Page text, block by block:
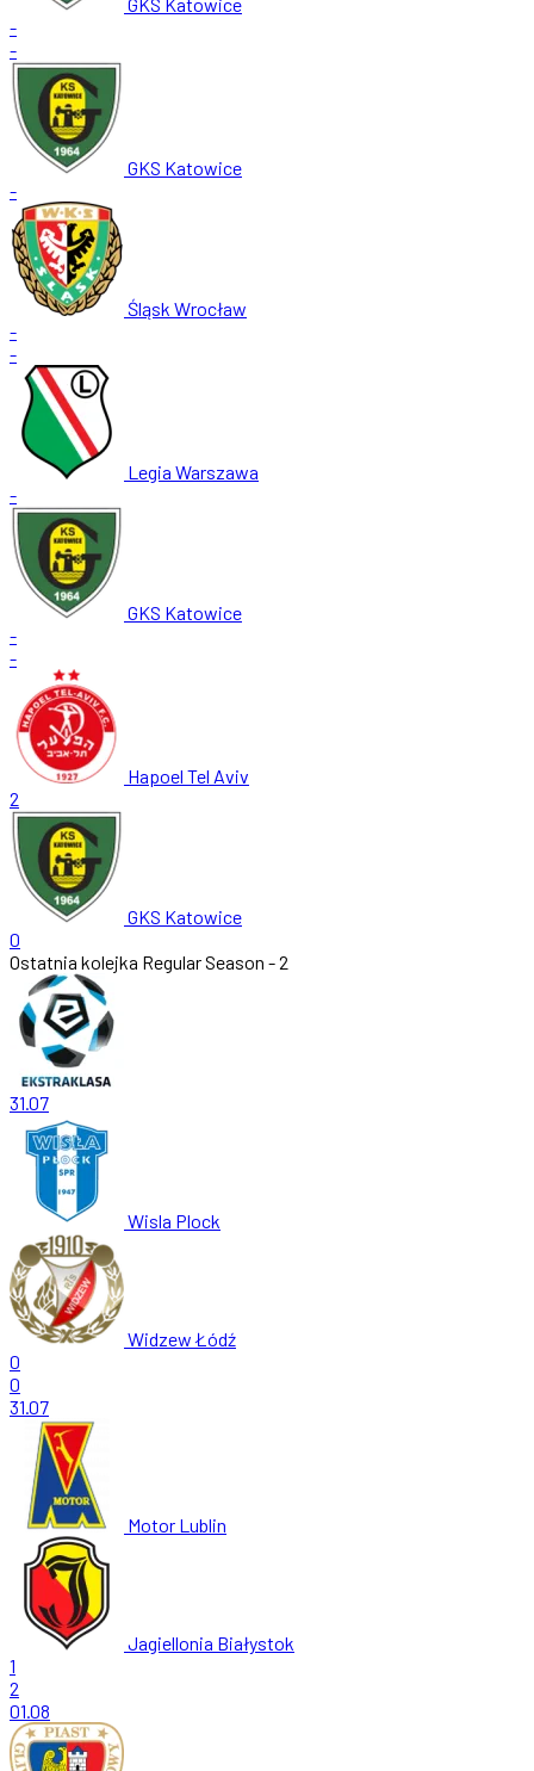
GKS Katowice
-
-
GKS Katowice
-
Śląsk Wrocław
-
-
Legia Warszawa
-
GKS Katowice
-
-
Hapoel Tel Aviv
2
GKS Katowice
0
Ostatnia kolejka Regular Season - 2
31.07
Wisla Plock
Widzew Łódź
0
0
31.07
Motor Lublin
Jagiellonia Białystok
1
2
01.08